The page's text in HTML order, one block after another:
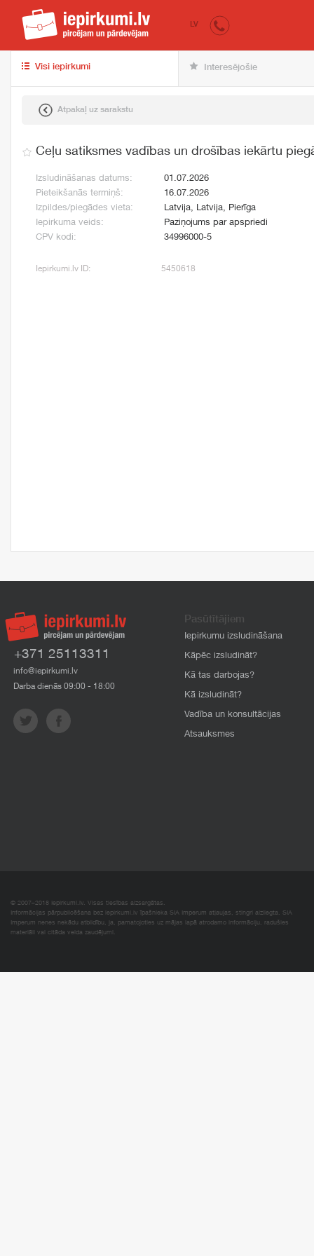
iepirkumi.lv
LV
Visi iepirkumi Interesējošie
Atpakaļ uz sarakstu
Ceļu satiksmes vadības un drošības iekārtu
Izsludināšanas datums:
01.07.2026
Pieteikšanās termiņš:
16.07.2026
Izpildes/piegādes vieta:
Latvija, Latvija, Pierīga
Iepirkuma veids:
Paziņojums par apspriedi
CPV kodi:
34996000-5
Iepirkumi.lv ID: 5450618
+371 25113311
info@iepirkumi.lv
Darba dienās 09:00 - 18:00
Pasūtītājiem
Iepirkumu izsludināšana
Kāpēc izsludināt?
Kā tas darbojas?
Kā izsludināt?
Vadība un konsultācijas
Atsauksmes
© 2007–2018 Iepirkumi.lv. Visas tiesības aizsargātas.
Informācijas pārpublicēšana bez iepirkumi.lv īpašnieka SIA Imperum atļaujas, stingri aizliegta. SIA
Imperum nenes nekādu atbildību, ja, pamatojoties uz mājas lapā atrodamo informāciju, radušies
materiāli vai citāda veida zaudējumi.